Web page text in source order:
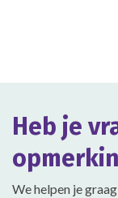
worden
de
Heb je
We helpen je